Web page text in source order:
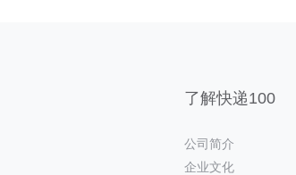
了解快递100
公司简介
企业文化